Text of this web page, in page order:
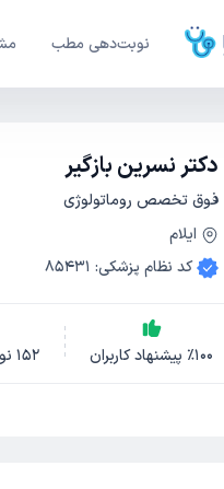
نوبت‌دهی مطب
دکتر نسرین بازگیر
فوق تخصص روماتولوژی
ایلام
کد نظام پزشکی:
85431
٪100 پیشنهاد کاربران 152